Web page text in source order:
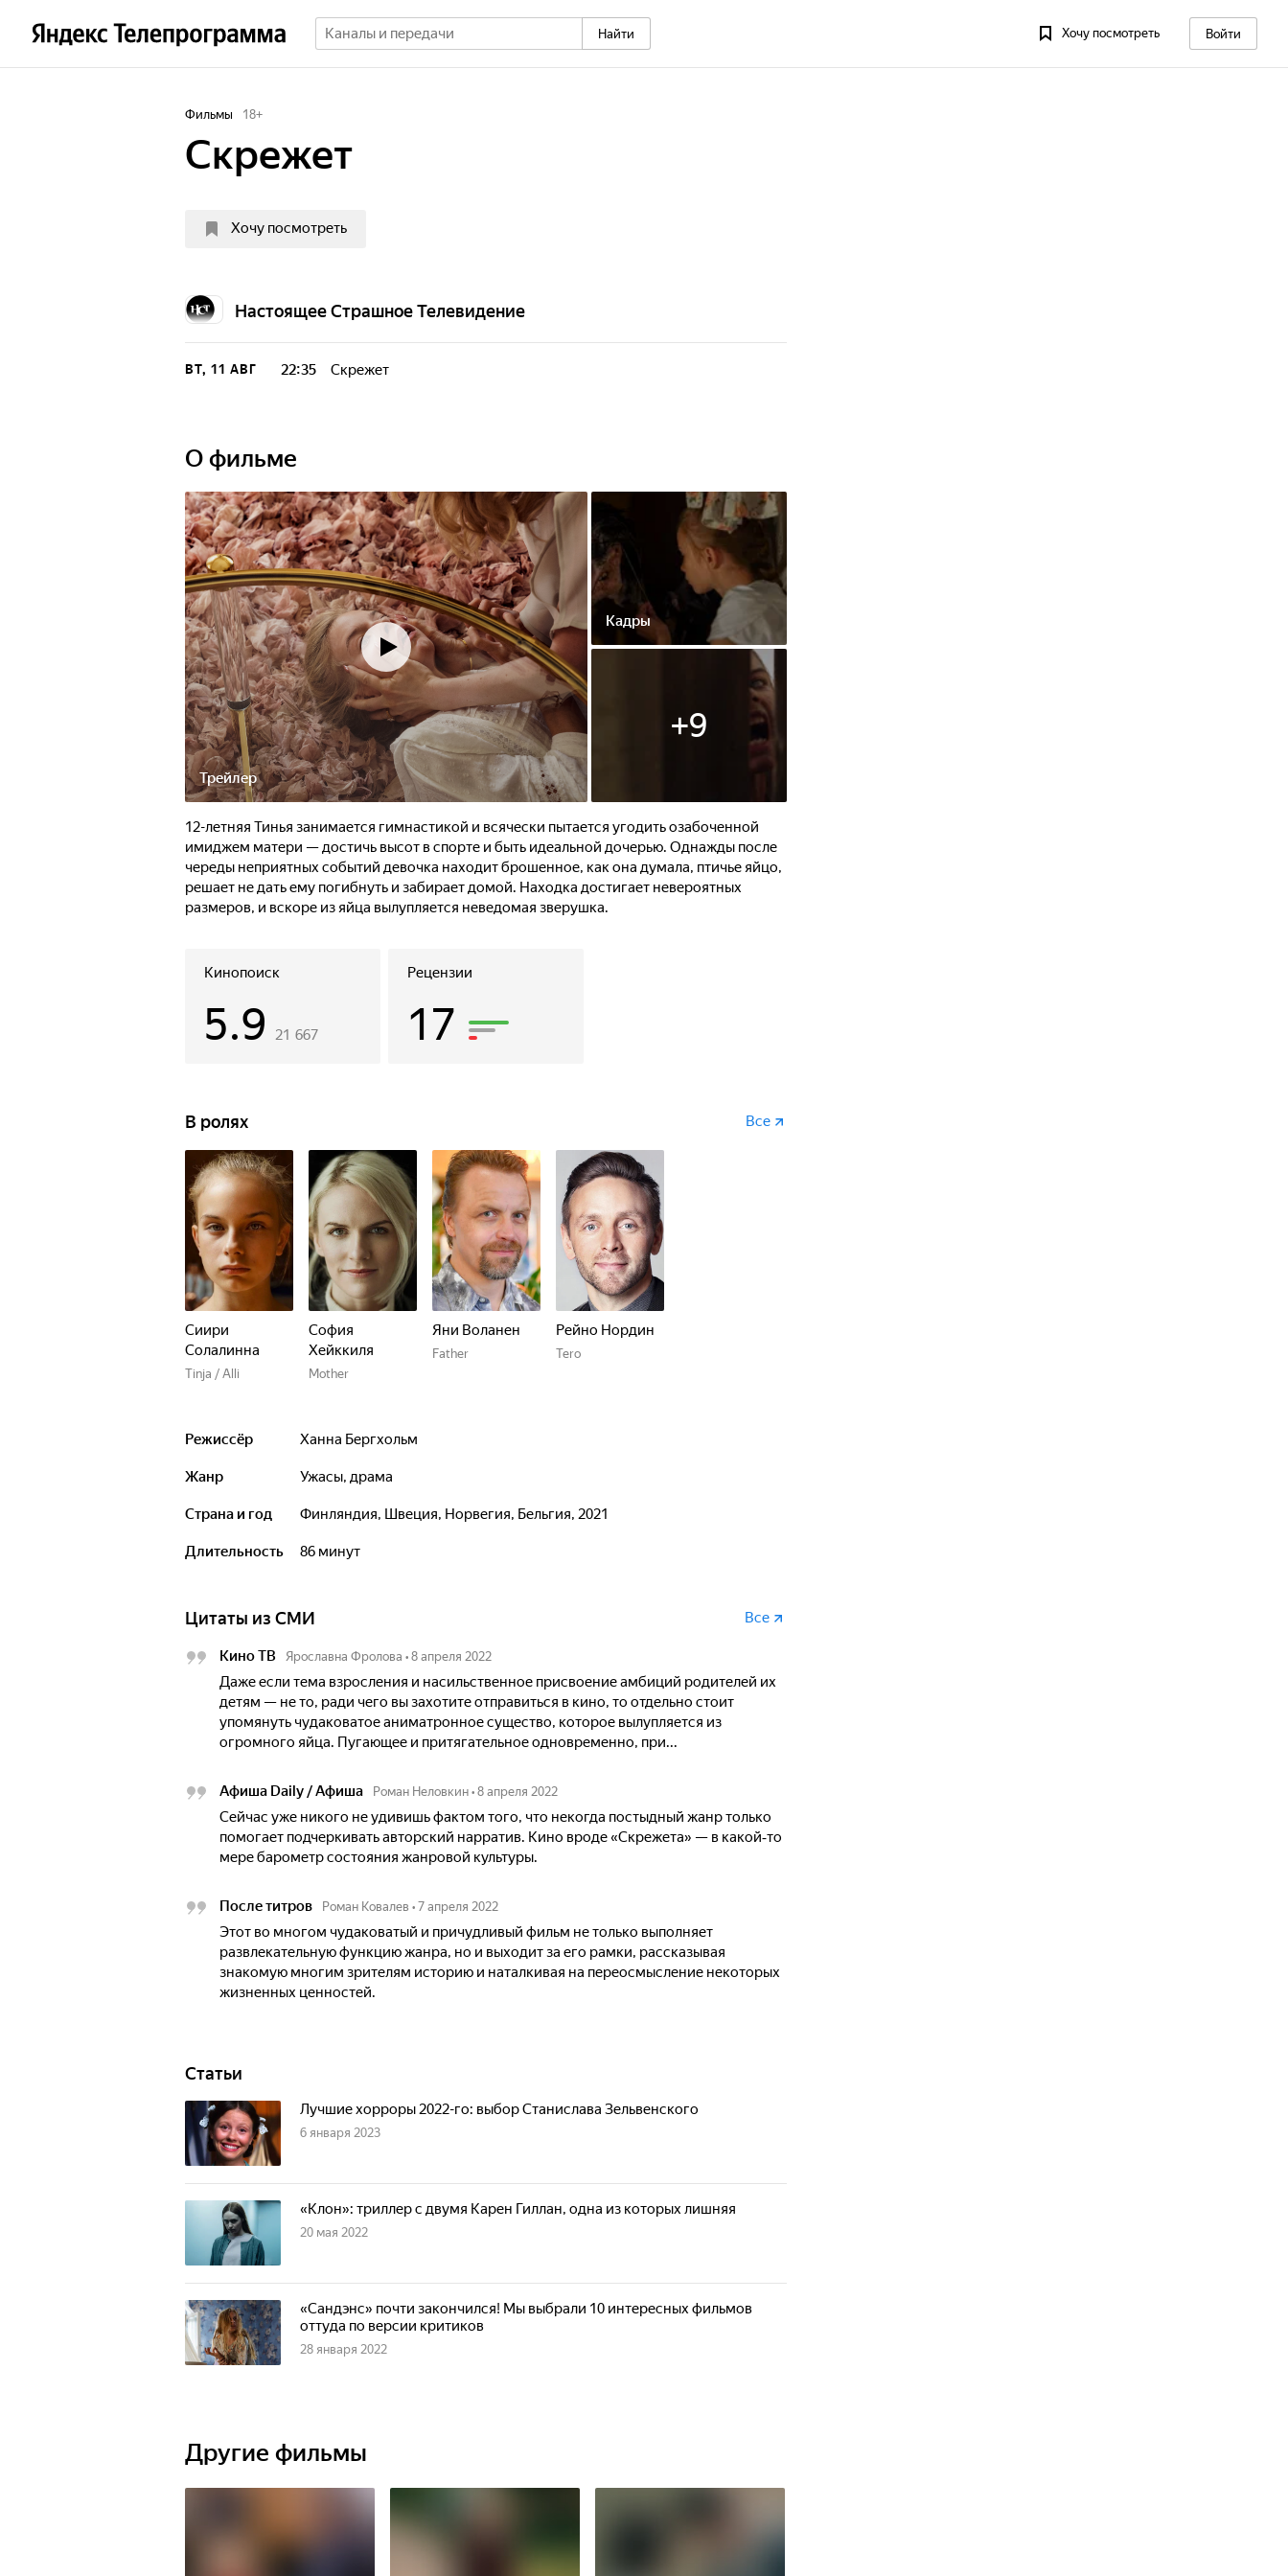
Найти Хочу посмотреть Войти
Фильмы 18+
Скрежет
Хочу посмотреть
Настоящее Страшное Телевидение
ВТ, 11 АВГ 22:35 Скрежет
О фильме
Трейлер
Кадры
+9
12-летняя Тинья занимается гимнастикой и всячески пытается угодить озабоченной
имиджем матери — достичь высот в спорте и быть идеальной дочерью. Однажды после
череды неприятных событий девочка находит брошенное, как она думала, птичье яйцо,
решает не дать ему погибнуть и забирает домой. Находка достигает невероятных
размеров, и вскоре из яйца вылупляется неведомая зверушка.
Кинопоиск
5.9 21 667
Рецензии
17
В ролях Все
Сиири
Солалинна
Tinja / Alli
София
Хейккиля
Mother
Яни Воланен
Father
Рейно Нордин
Tero
Режиссёр Ханна Бергхольм
Жанр ужасы, драма
Страна и год Финляндия, Швеция, Норвегия, Бельгия, 2021
Длительность 86 минут
Цитаты из СМИ Все
Кино ТВ Ярославна Фролова • 8 апреля 2022
Даже если тема взросления и насильственное присвоение амбиций родителей их
детям — не то, ради чего вы захотите отправиться в кино, то отдельно стоит
упомянуть чудаковатое аниматронное существо, которое вылупляется из
огромного яйца. Пугающее и притягательное одновременно, при...
Афиша Daily / Афиша Роман Неловкин • 8 апреля 2022
Сейчас уже никого не удивишь фактом того, что некогда постыдный жанр только
помогает подчеркивать авторский нарратив. Кино вроде «Скрежета» — в какой‑то
мере барометр состояния жанровой культуры.
После титров Роман Ковалев • 7 апреля 2022
Этот во многом чудаковатый и причудливый фильм не только выполняет
развлекательную функцию жанра, но и выходит за его рамки, рассказывая
знакомую многим зрителям историю и наталкивая на переосмысление некоторых
жизненных ценностей.
Статьи
Лучшие хорроры 2022-го: выбор Станислава Зельвенского
6 января 2023
«Клон»: триллер с двумя Карен Гиллан, одна из которых лишняя
20 мая 2022
«Сандэнс» почти закончился! Мы выбрали 10 интересных фильмов
оттуда по версии критиков
28 января 2022
Другие фильмы